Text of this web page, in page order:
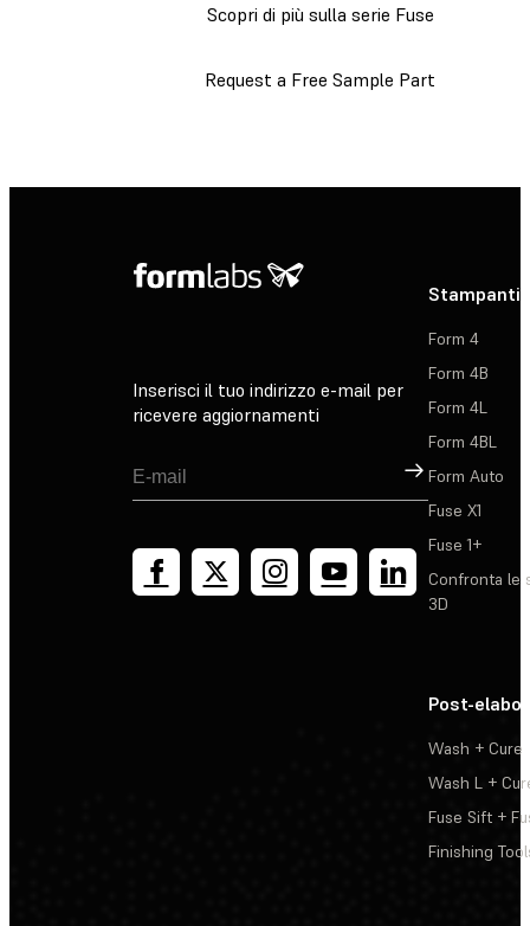
Scopri di più sulla serie Fuse
Request a Free Sample Part
Inserisci il tuo indirizzo e-mail per
ricevere aggiornamenti
Registrati
Stampanti
Form 4
Form 4B
Form 4L
Form 4BL
Form Auto
Fuse X1
Fuse 1+
Confronta le
3D
Post-
Wash + Cure
Wash L +
Fuse Sift +
Finishing